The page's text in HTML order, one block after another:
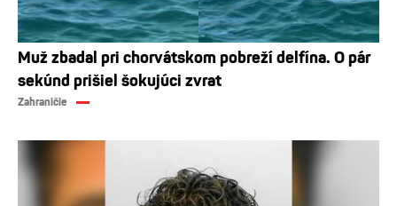
Muž zbadal pri chorvátskom pobreží delfína. O pár
sekúnd prišiel šokujúci zvrat
Zahraničie